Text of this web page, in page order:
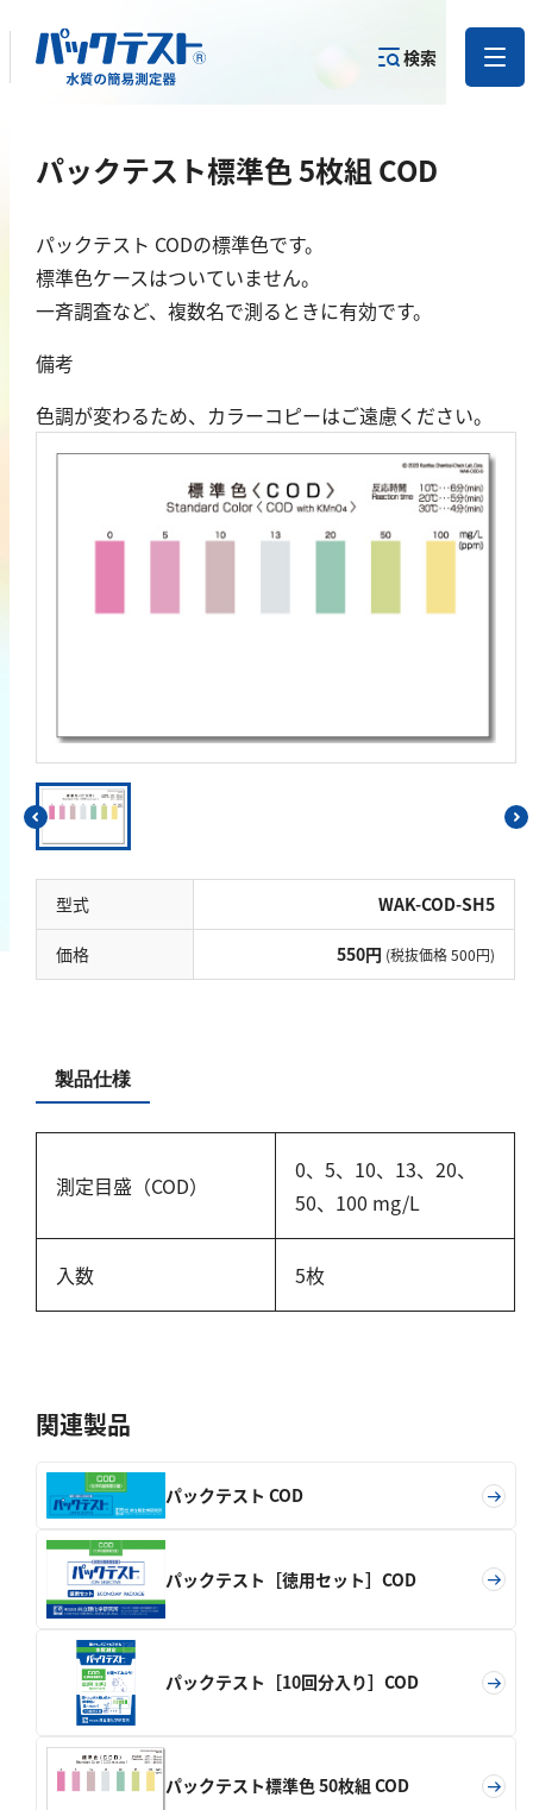
検索
パックテスト標準色 5枚組 COD
パックテスト CODの標準色です。
標準色ケースはついていません。
一斉調査など、複数名で測るときに有効です。
備考
色調が変わるため、カラーコピーはご遠慮ください。
型式 WAK-COD-SH5
価格 550円 (税抜価格 500円)
製品仕様
測定目盛（COD）
0、5、10、13、20、
50、100 mg/L
入数 5枚
関連製品
パックテスト COD
パックテスト［徳用セット］COD
パックテスト［10回分入り］COD
パックテスト標準色 50枚組 COD
ら
製品を探す
目的から
製品を探す
カテゴリー
で探す
金属
亜鉛
アルミニウム
カドミウム
金
モリブデン
金属総量
有機汚濁
BOD
COD
過マンガン酸カリウム消費量
硬度
カルシウム
全硬度
塩素
総残留塩素
硫黄
硫化物（硫化水素）
亜硫酸
硫酸
窒素
アンモニウム
亜硝酸